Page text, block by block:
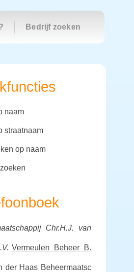
Bedrijf zoeken
naam
straatnaam
op naam
zoeken
Chr.H.J. van
Vermeulen Beheer B.
der Haas Beheermaatsc